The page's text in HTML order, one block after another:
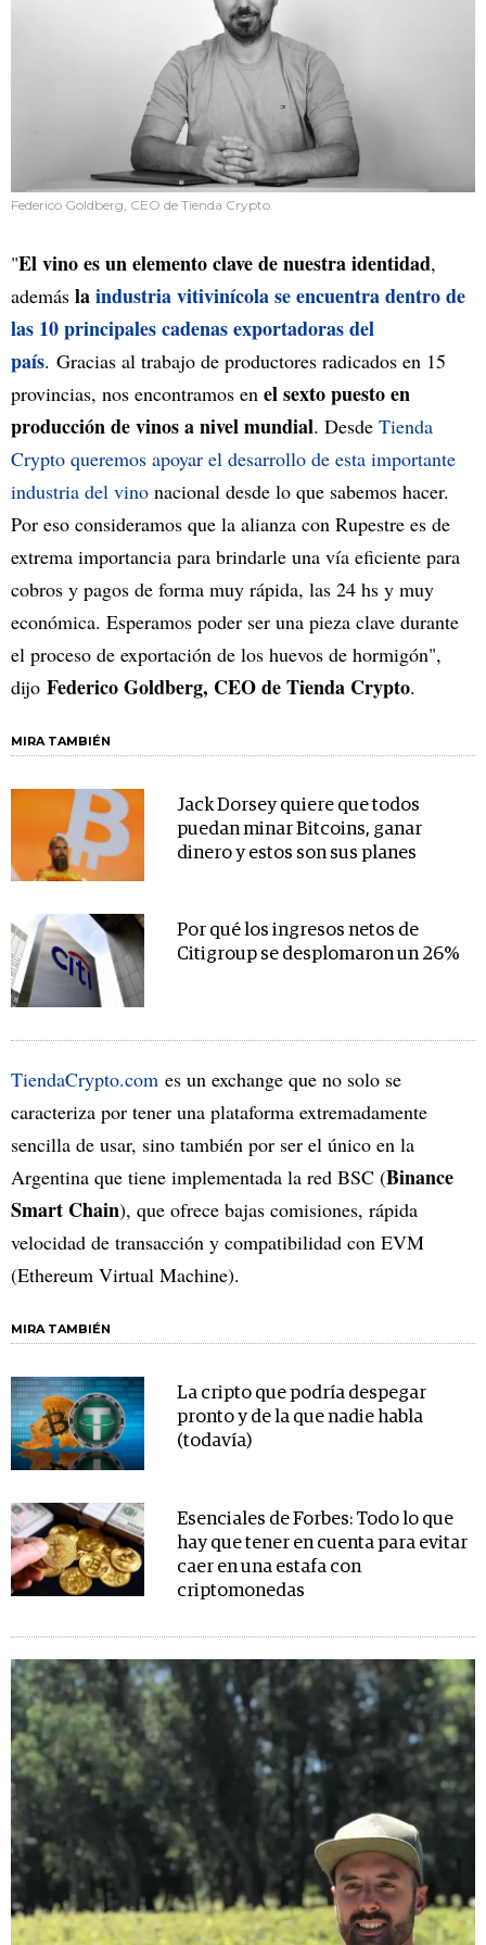
Federico Goldberg, CEO de Tienda Crypto.
"El vino es un elemento clave de nuestra identidad,
además laindustria vitivinícola se encuentra dentro de
las 10 principales cadenas exportadoras del
país. Gracias al trabajo de productores radicados en 15
provincias, nos encontramos en el sexto puesto en
producción de vinos a nivel mundial. Desde Tienda
Crypto queremos apoyar el desarrollo de esta importante
industria del vino nacional desde lo que sabemos hacer.
Por eso consideramos que la alianza con Rupestre es de
extrema importancia para brindarle una vía eficiente para
cobros y pagos de forma muy rápida, las 24 hs y muy
económica. Esperamos poder ser una pieza clave durante
el proceso de exportación de los huevos de hormigón",
dijo Federico Goldberg, CEO de Tienda Crypto.
MIRA TAMBIÉN
Jack Dorsey quiere que todos
puedan minar Bitcoins, ganar
dinero y estos son sus planes
Por qué los ingresos netos de
Citigroup se desplomaron un 26%
TiendaCrypto.com es un exchange que no solo se
caracteriza por tener una plataforma extremadamente
sencilla de usar, sino también por ser el único en la
Argentina que tiene implementada la red BSC (Binance
Smart Chain), que ofrece bajas comisiones, rápida
velocidad de transacción y compatibilidad con EVM
(Ethereum Virtual Machine).
MIRA TAMBIÉN
La cripto que podría despegar
pronto y de la que nadie habla
(todavía)
Esenciales de Forbes: Todo lo que
hay que tener en cuenta para evitar
caer en una estafa con
criptomonedas